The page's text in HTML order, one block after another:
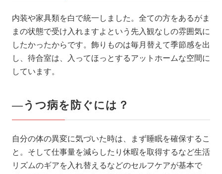
内装や家具類を白で統一しました。全ての方をあるがま
まの状態で受け入れますよという先入観なしの雰囲気に
したかったからです。飾りものは毎月替えて季節感を出
し、待合室は、入ってほっとするアットホームな空間に
しています。
―うつ病を防ぐには？
自分の体の異変に気づいた時は、まず睡眠を確保するこ
と。そして仕事量を減らしたり休暇を取得するなど生活
リズムのギアを入れ替えるなどのセルフケアが基本で